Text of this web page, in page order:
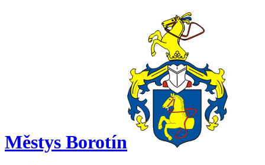
Městys Borotín